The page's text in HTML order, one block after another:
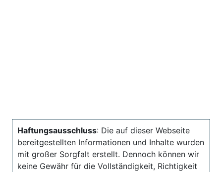
Haftungsausschluss: Die auf dieser Webseite
bereitgestellten Informationen und Inhalte wurden
mit großer Sorgfalt erstellt. Dennoch können wir
keine Gewähr für die Vollständigkeit, Richtigkeit